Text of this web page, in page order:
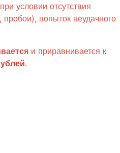
условии отсутствия
попыток неудачного
и приравнивается к
.